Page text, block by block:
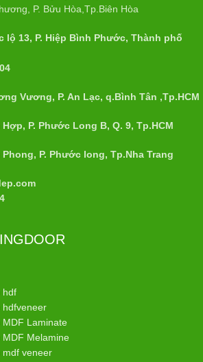
P. Bửu Hòa,Tp.Biên Hòa
lộ 13, P. Hiệp Bình Phước, Thành phố
Vương, P. An Lạc, q.Bình Tân ,Tp.HCM
P. Phước Long B, Q. 9, Tp.HCM
P. Phước long, Tp.Nha Trang
hdf
hdfveneer
Laminate
Melamine
mdf veneer